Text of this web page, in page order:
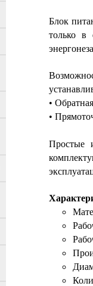
Блок
только в
•
•
Простые